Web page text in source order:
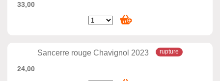
33,00
Sancerre rouge Chavignol 2023
24,00